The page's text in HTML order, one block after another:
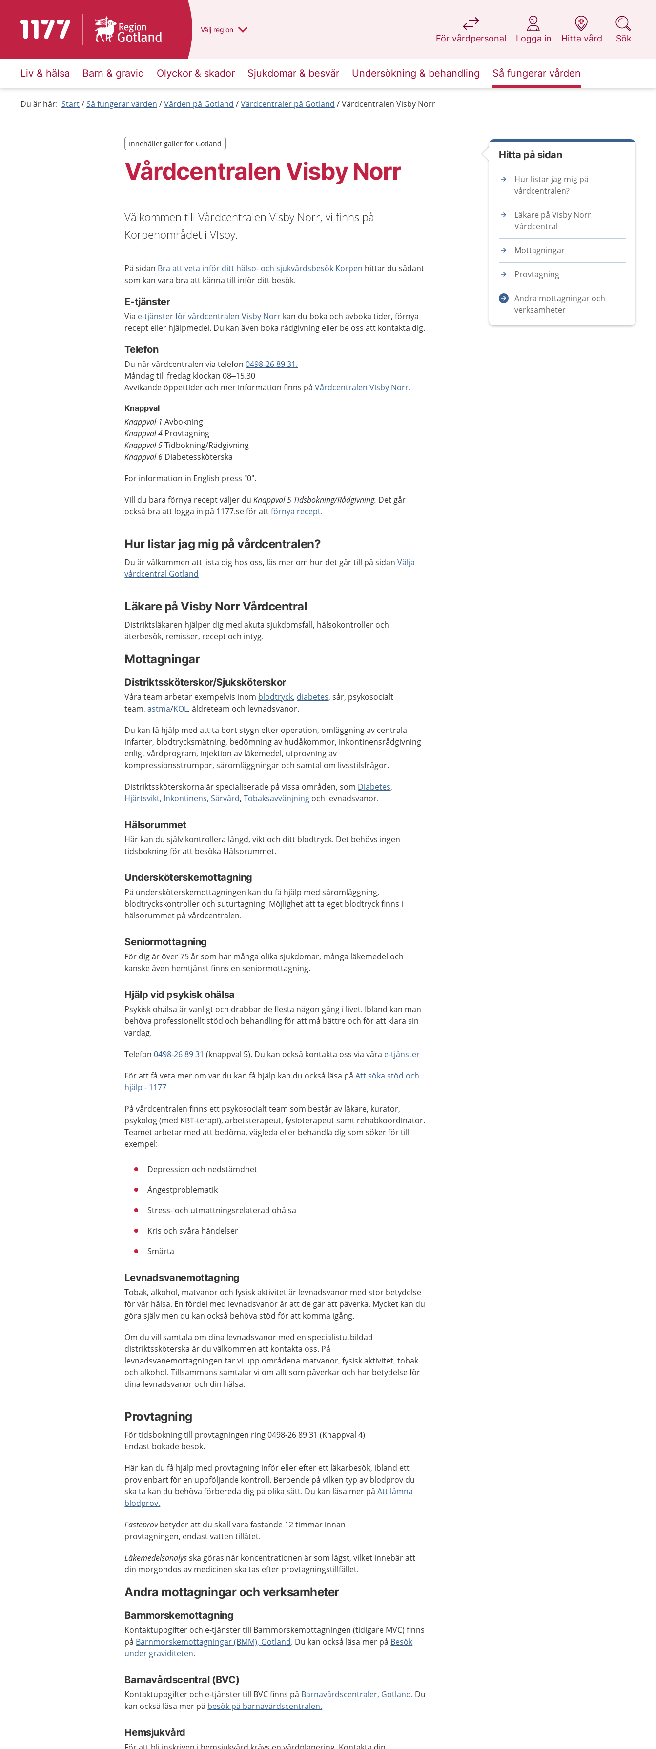
Till startsidan för 1177 Du har valt region
Välj en annan
region
För vårdpersonal
på 1177.se
Logga in
på 1177.se
Hitta vård
på 1177.se
Sök
på 1177.se
Liv & hälsa Barn & gravid Olyckor & skador Sjukdomar & besvär Undersökning & behandling Så fungerar vården
Du är här: Start Så fungerar vården Vården på Gotland Vårdcentraler på Gotland Vårdcentralen Visby Norr
Vårdcentralen Visby Norr
Innehållet gäller för Gotland
Innehållet gäller för Gotland
Välkommen till Vårdcentralen Visby Norr, vi finns på
Korpenområdet i VIsby.
På sidan Bra att veta inför ditt hälso- och sjukvårdsbesök Korpen hittar du sådant
som kan vara bra att känna till inför ditt besök.
E-tjänster
Via e-tjänster för vårdcentralen Visby Norr kan du boka och avboka tider, förnya
recept eller hjälpmedel. Du kan även boka rådgivning eller be oss att kontakta dig.
Telefon
Du når vårdcentralen via telefon0498-26 89 31.
Måndag till fredag klockan 08–15.30
Avvikande öppettider och mer information finns påVårdcentralen Visby Norr.
Knappval
Knappval 1 Avbokning
Knappval 4 Provtagning
Knappval 5Tidbokning/Rådgivning
Knappval 6 Diabetessköterska
For information in English press "0".
Vill du bara förnya recept väljer duKnappval 5 Tidsbokning/Rådgivning. Det går
också bra att logga in på 1177.se för attförnya recept.
Hur listar jag mig på vårdcentralen?
Du är välkommen att lista dig hos oss, läs mer om hur det går till på sidanVälja
vårdcentral Gotland
Läkare på Visby Norr Vårdcentral
Distriktsläkaren hjälper dig med akuta sjukdomsfall, hälsokontroller och
återbesök, remisser, recept och intyg.
Mottagningar
Distriktssköterskor/Sjuksköterskor
Våra team arbetar exempelvis inom blodtryck, diabetes, sår, psykosocialt
team,astma/KOL, äldreteam och levnadsvanor.
Du kan få hjälp med att ta bort stygn efter operation, omläggning av centrala
infarter, blodtrycksmätning, bedömning av hudåkommor, inkontinensrådgivning
enligt vårdprogram, injektion av läkemedel, utprovning av
kompressionsstrumpor, såromläggningar och samtal om livsstilsfrågor.
Distriktssköterskorna är specialiserade på vissa områden, som Diabetes,
Hjärtsvikt, Inkontinens, Sårvård,Tobaksavvänjning och levnadsvanor.
Hälsorummet
Här kan du själv kontrollera längd, vikt och ditt blodtryck. Det behövs ingen
tidsbokning för att besöka Hälsorummet.
Undersköterskemottagning
På undersköterskemottagningen kan du få hjälp med såromläggning,
blodtryckskontroller och suturtagning. Möjlighet att ta eget blodtryck finns i
hälsorummet på vårdcentralen.
Seniormottagning
För dig är över 75 år som har många olika sjukdomar, många läkemedel och
kanske även hemtjänst finns en seniormottagning.
Hjälp vid psykisk ohälsa
Psykisk ohälsa är vanligt och drabbar de flesta någon gång i livet. Ibland kan man
behöva professionellt stöd och behandling för att må bättre och för att klara sin
vardag.
Telefon0498-26 89 31 (knappval 5). Du kan också kontakta oss via våra e-tjänster
För att få veta mer om var du kan få hjälp kan du också läsa påAtt söka stöd och
hjälp - 1177
På vårdcentralen finns ett psykosocialt team som består av läkare, kurator,
psykolog (med KBT-terapi), arbetsterapeut, fysioterapeut samt rehabkoordinator.
Teamet arbetar med att bedöma, vägleda eller behandla dig som söker för till
exempel:
Depression och nedstämdhet
Ångestproblematik
Stress- och utmattningsrelaterad ohälsa
Kris och svåra händelser
Smärta
Levnadsvanemottagning
Tobak, alkohol, matvanor och fysisk aktivitet är levnadsvanor med stor betydelse
för vår hälsa. En fördel med levnadsvanor är att de går att påverka. Mycket kan du
göra själv men du kan också behöva stöd för att komma igång.
Om du vill samtala om dina levnadsvanor med en specialistutbildad
distriktssköterska är du välkommen att kontakta oss. På
levnadsvanemottagningen tar vi upp områdena matvanor, fysisk aktivitet, tobak
och alkohol. Tillsammans samtalar vi om allt som påverkar och har betydelse för
dina levnadsvanor och din hälsa.
Provtagning
För tidsbokning till provtagningen ring 0498-26 89 31 (Knappval 4)
Endast bokade besök.
Här kan du få hjälp med provtagning inför eller efter ett läkarbesök, ibland ett
prov enbart för en uppföljande kontroll. Beroende på vilken typ av blodprov du
ska ta kan du behöva förbereda dig på olika sätt. Du kan läsa mer påAtt lämna
blodprov.
Fasteprovbetyder att du skall vara fastande 12 timmar innan
provtagningen, endast vatten tillåtet.
Läkemedelsanalysska göras när koncentrationen är som lägst, vilket innebär att
din morgondos av medicinen ska tas efter provtagningstillfället.
Andra mottagningar och verksamheter
Barnmorskemottagning
Kontaktuppgifter och e-tjänster till Barnmorskemottagningen (tidigare MVC) finns
på Barnmorskemottagningar (BMM), Gotland. Du kan också läsa mer på Besök
under graviditeten.
Barnavårdscentral (BVC)
Kontaktuppgifter och e-tjänster till BVC finns på Barnavårdscentraler, Gotland. Du
kan också läsa mer på besök på barnavårdscentralen.
Hemsjukvård
Hitta på sidan
Hur listar jag mig på
vårdcentralen?
Läkare på Visby Norr
Vårdcentral
Mottagningar
Provtagning
Andra mottagningar och
verksamheter